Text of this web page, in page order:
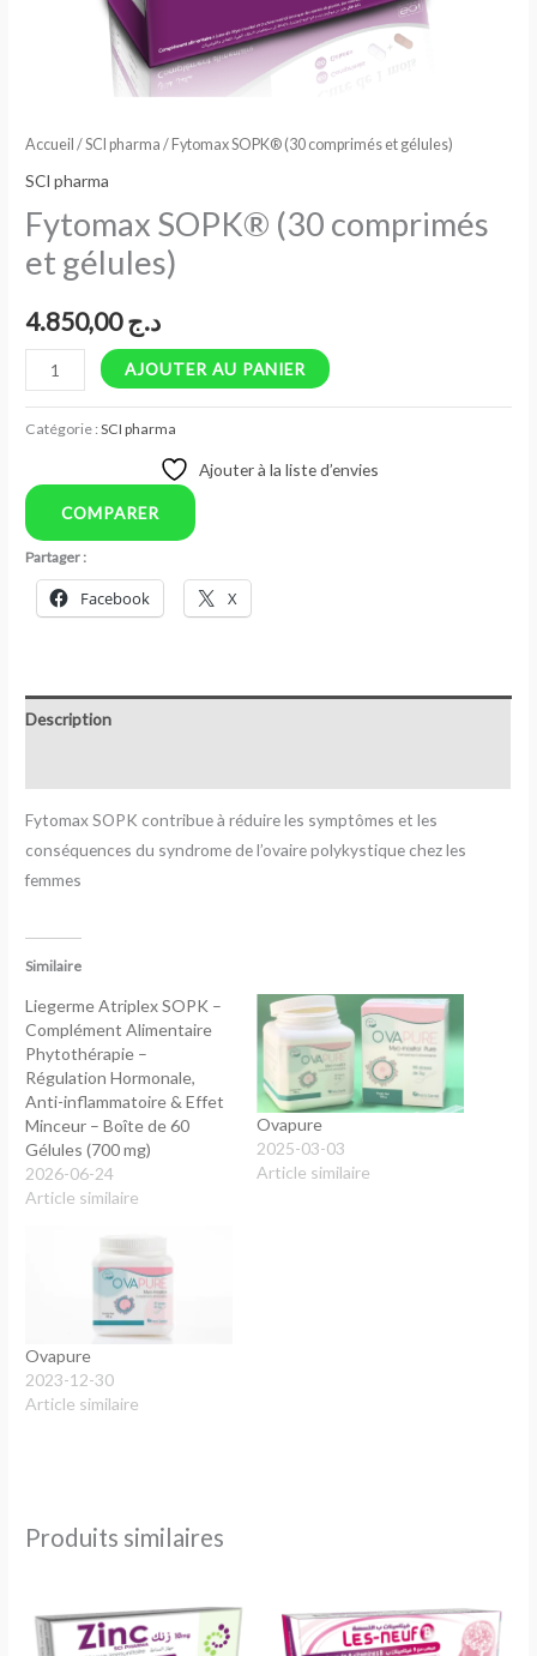
Accueil /SCI pharma / Fytomax SOPK® (30 comprimés et gélules)
SCI pharma
Fytomax SOPK® (30 comprimés
et gélules)
د.ج4.850,00
AJOUTER AU PANIER
Catégorie :SCI pharma
Ajouter à la liste d’envies
COMPARER
Partager :
Facebook X
Description
Fytomax SOPK contribue à réduire les symptômes et les
conséquences du syndrome de l’ovaire polykystique chez les
femmes
Similaire
Liegerme Atriplex SOPK –
Complément Alimentaire
Phytothérapie –
Régulation Hormonale,
Anti-inflammatoire & Effet
Minceur – Boîte de 60
Gélules (700 mg)
2026-06-24
Article similaire
Ovapure
2025-03-03
Article similaire
Ovapure
2023-12-30
Article similaire
Produits similaires